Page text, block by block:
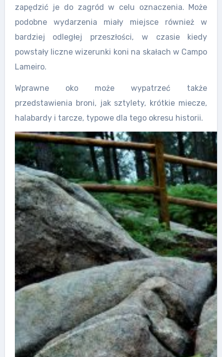
zapędzić je do zagród w celu oznaczenia. Może
podobne wydarzenia miały miejsce również w
bardziej odległej przeszłości, w czasie kiedy
powstały liczne wizerunki koni na skałach w Campo
Lameiro.
Wprawne oko może wypatrzeć także
przedstawienia broni, jak sztylety, krótkie miecze,
halabardy i tarcze, typowe dla tego okresu historii.